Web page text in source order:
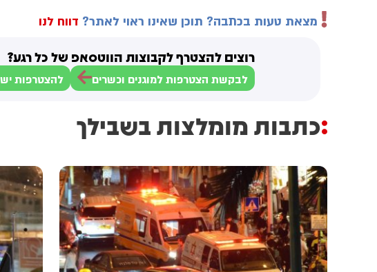
מצאת טעות בכתבה? תוכן שאינו ראוי לאתר? דווח לנו
רוצים להצטרף לקבוצות הווטסאפ של כל רגע?
לבקשת הצטרפות למוגנים וכשרים להצטרפות
כתבות מומלצות בשבילך